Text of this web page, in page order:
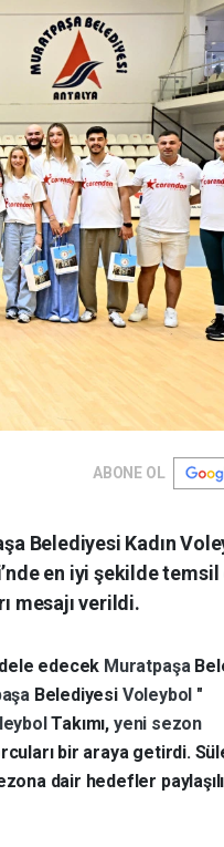
ABONE OL
Belediyesi Kadın
en iyi şekilde
mesajı verildi.
edecek Muratpaşa
Belediyesi Voleybol "
Takımı, yeni sezon
bir araya getirdi.
dair hedefler